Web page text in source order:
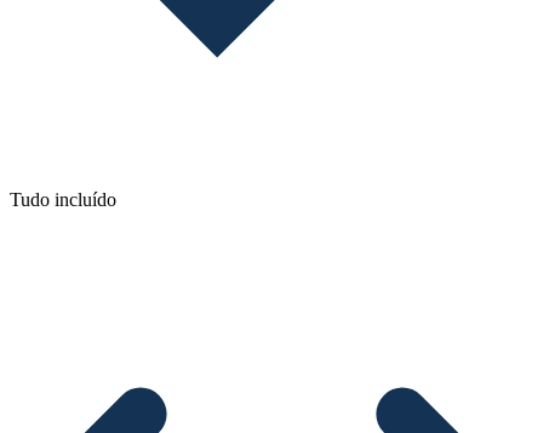
Tudo incluído